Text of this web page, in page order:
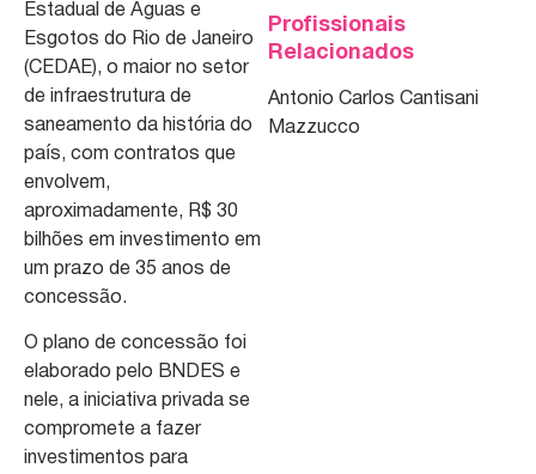
Estadual de Águas e
Esgotos do Rio de Janeiro
(CEDAE), o maior no setor
de infraestrutura de
saneamento da história do
país, com contratos que
envolvem,
aproximadamente, R$ 30
bilhões em investimento em
um prazo de 35 anos de
concessão.
O plano de concessão foi
elaborado pelo BNDES e
nele, a iniciativa privada se
compromete a fazer
investimentos para
Profissionais
Relacionados
Antonio Carlos Cantisani
Mazzucco